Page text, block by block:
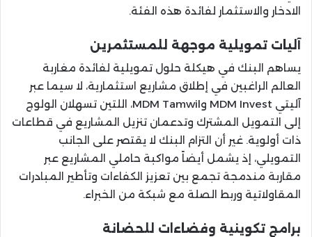
الادخار والاستثمار لفائدة هذه الفئة.
آليات تمويلية موجهة للمستثمرين
يساهم البنك في هيكلة حلول تمويلية لفائدة مغاربة
العالم الراغبين في إطلاق مشاريع استثمارية، لا سيما عبر
آليتي MDM Invest وMDM Tamwil، اللتين تسهلان الولوج
إلى التمويل المشترك وتدعمان تنزيل المشاريع في قطاعات
ذات أولوية. غير أن التزام البنك لا يقتصر على الجانب
التمويلي، إذ يشمل أيضاً مواكبة حاملي المشاريع عبر
مقاربة مندمجة تجمع بين تعزيز الكفاءات وتأطير المبادرات
المقاولاتية وربط الصلة مع شبكة من الخبراء.
برامج تكوينية وفضاءات للحضانة